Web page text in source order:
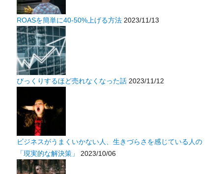
ROASを簡単に40-50%上げる方法 2023/11/13
びっくりするほど売れなくなった話 2023/11/12
ビジネスがうまくいかない人、生きづらさを感じている人の
「現実的な解決策」
2023/10/06